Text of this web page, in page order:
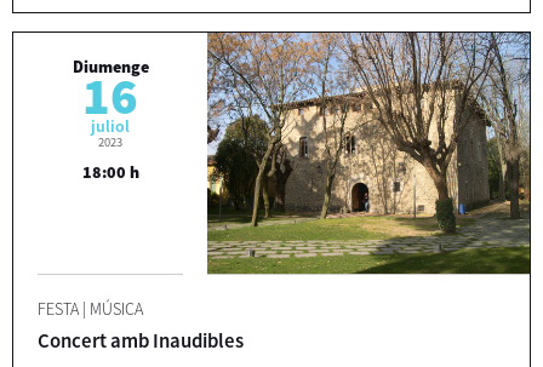
Diumenge
16
juliol
2023
18:00 h
FESTA | MÚSICA
Concert amb Inaudibles